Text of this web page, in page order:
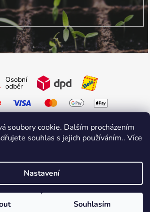
soubory cookie. Dalším procházením
souhlas s jejich používáním.. Více
Nastavení
Souhlasím
SE
Osobní
odběr
nás na Instagramu
Shoptet Premium&sniperdesign.cz
Growmarket.cz . Všechna práva vyhrazena.